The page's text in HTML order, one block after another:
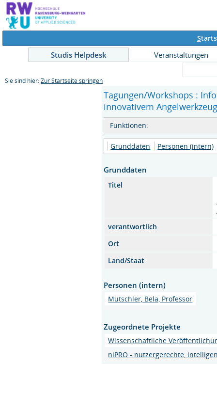
S
Studis Helpdesk
Veranstaltungen
Sie sind hier: Zur Startseite springen
Tagungen/Workshops :
innovativem
Funktionen:
Grunddaten Personen (intern)
Grunddaten
Titel
verantwortlich
Ort
Land/Staat
Personen (intern)
Mutschler, Bela, Professor
Zugeordnete Projekte
Wissenschaftliche
niPRO - nutzergerechte,